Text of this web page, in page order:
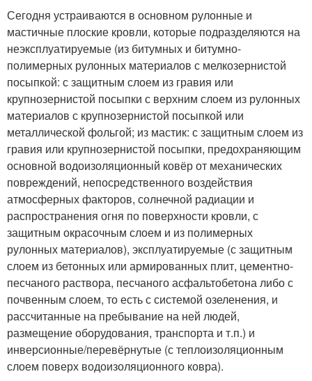
Сегодня устраиваются в основном рулонные и
мастичные плоские кровли, которые подразделяются на
неэксплуатируемые (из битумных и битумно-
полимерных рулонных материалов с мелкозернистой
посыпкой: с защитным слоем из гравия или
крупнозернистой посыпки с верхним слоем из рулонных
материалов с крупнозернистой посыпкой или
металлической фольгой; из мастик: с защитным слоем из
гравия или крупнозернистой посыпки, предохраняющим
основной водоизоляционный ковёр от механических
повреждений, непосредственного воздействия
атмосферных факторов, солнечной радиации и
распространения огня по поверхности кровли, с
защитным окрасочным слоем и из полимерных
рулонных материалов), эксплуатируемые (с защитным
слоем из бетонных или армированных плит, цементно-
песчаного раствора, песчаного асфальтобетона либо с
почвенным слоем, то есть с системой озеленения, и
рассчитанные на пребывание на ней людей,
размещение оборудования, транспорта и т.п.) и
инверсионные/перевёрнутые (с теплоизоляционным
слоем поверх водоизоляционного ковра).